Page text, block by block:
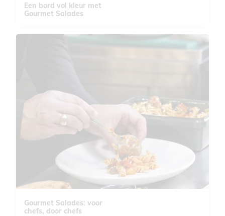
Een bord vol kleur met
Gourmet Salades
Gourmet Salades: voor
chefs, door chefs